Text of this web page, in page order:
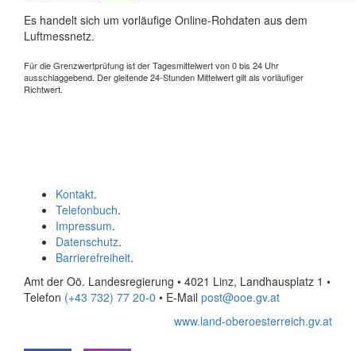
Es handelt sich um vorläufige Online-Rohdaten aus dem
Luftmessnetz.
Für die Grenzwertprüfung ist der Tagesmittelwert von 0 bis 24 Uhr
ausschlaggebend. Der gleitende 24-Stunden Mittelwert gilt als vorläufiger
Richtwert.
Kontakt.
Telefonbuch.
Impressum.
Datenschutz.
Barrierefreiheit.
Amt der Oö. Landesregierung • 4021 Linz, Landhausplatz 1 •
Telefon (+43 732) 77 20-0 • E-Mail post@ooe.gv.at
www.land-oberoesterreich.gv.at